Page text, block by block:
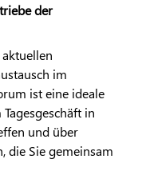
der
im
ist eine ideale
in
und über
die Sie gemeinsam